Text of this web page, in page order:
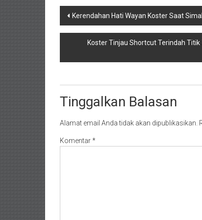
Navigasi
pos
Kerendahan Hati Wayan Koster Saat
Koster Tinjau Shortcut Terindah
Tinggalkan Balasan
Alamat email Anda tidak akan dipublikasikan.
Komentar*